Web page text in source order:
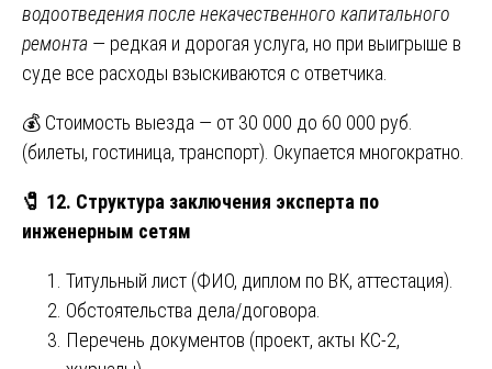
водоотведения после некачественного капитального
ремонта — редкая и дорогая услуга, но при выигрыше в
суде все расходы взыскиваются с ответчика.
💰 Стоимость выезда — от 30 000 до 60 000 руб.
(билеты, гостиница, транспорт). Окупается многократно.
🧷 12. Структура заключения эксперта по
инженерным сетям
Титульный лист (ФИО, диплом по ВК, аттестация).
Обстоятельства дела/договора.
Перечень документов (проект, акты КС-2,